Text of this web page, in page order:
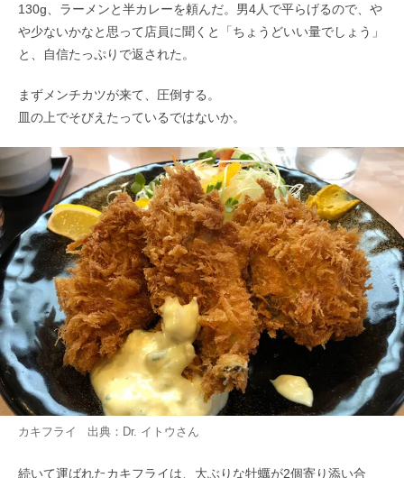
130g、ラーメンと半カレーを頼んだ。男4人で平らげるので、や
や少ないかなと思って店員に聞くと「ちょうどいい量でしょう」
と、自信たっぷりで返された。
まずメンチカツが来て、圧倒する。
皿の上でそびえたっているではないか。
カキフライ 出典： Dr. イトウ さん
続いて運ばれたカキフライは、大ぶりな牡蠣が2個寄り添い合